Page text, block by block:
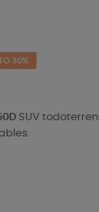
30%
SUV